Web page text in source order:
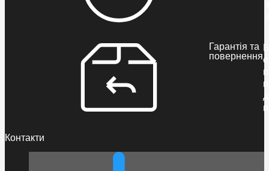
Гарантія та
повернення
Контакти